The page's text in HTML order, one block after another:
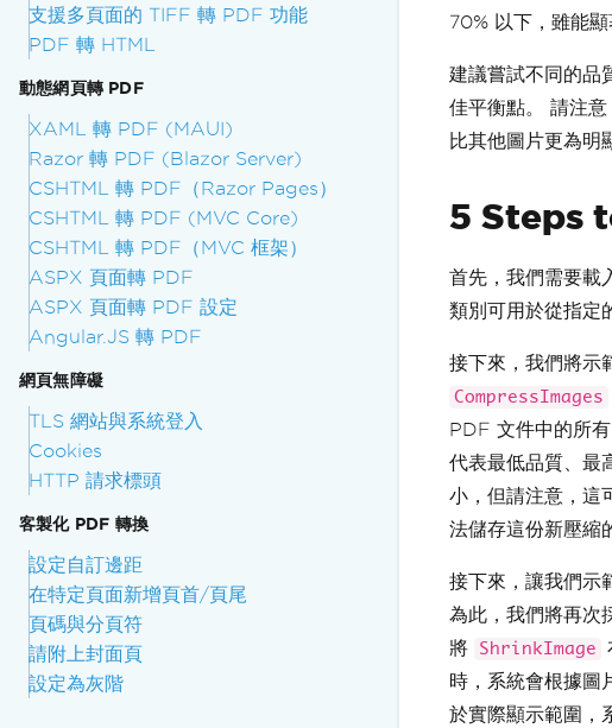
支援多頁面的 TIFF 轉 PDF 功能
PDF 轉 HTML
動態網頁轉 PDF
XAML 轉 PDF (MAUI)
Razor 轉 PDF (Blazor Server)
CSHTML 轉 PDF（Razor Pages）
CSHTML 轉 PDF (MVC Core)
CSHTML 轉 PDF（MVC 框架）
ASPX 頁面轉 PDF
ASPX 頁面轉 PDF 設定
Angular.JS 轉 PDF
網頁無障礙
TLS 網站與系統登入
Cookies
HTTP 請求標頭
客製化 PDF 轉換
設定自訂邊距
在特定頁面新增頁首/頁尾
頁碼與分頁符
請附上封面頁
設定為灰階
70% 以下，雖能顯
建議嘗試不同的品
佳平衡點。 請注
比其他圖片更為明
5 Steps
首先，我們需要載
類別可用於從指定
接下來，我們將示
CompressImages
PDF 文件中的所
代表最低品質、最
小，但請注意，這
法儲存這份新壓縮
接下來，讓我們示
為此，我們將再次
將
ShrinkImage
時，系統會根據圖
於實際顯示範圍，